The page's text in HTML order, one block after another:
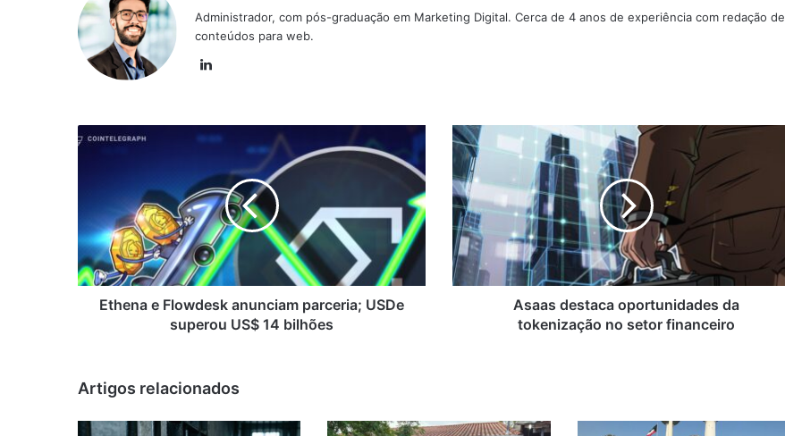
Administrador, com pós-graduação em Marketing Digital. Cerca de 4 anos de experiência com redação de
conteúdos para web.
Ethena
parceria;
USDe
superou
US$
14
bilhõesEthena e Flowdesk anunciam parceria; USDe
superou US$ 14 bilhões
Asaas
destaca
oportunidades
da
tokenização
no
setor
financeiro
Asaas destaca oportunidades da
tokenização no setor financeiro
Artigos relacionados